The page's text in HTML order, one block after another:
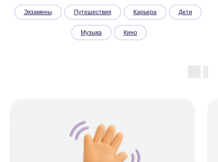
Экзамены Путешествия Карьера Дети
Музыка Кино